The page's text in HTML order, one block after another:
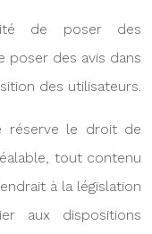
de poser des
poser des avis dans
des utilisateurs.
réserve le droit de
tout contenu
à la législation
aux dispositions